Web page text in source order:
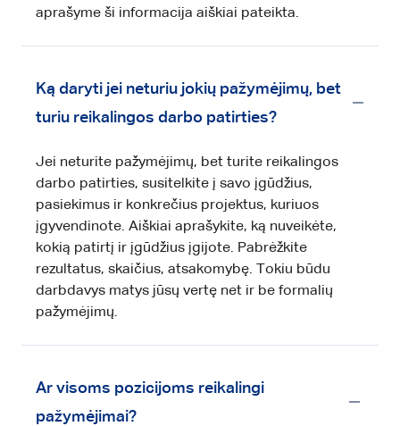
aprašyme ši informacija aiškiai pateikta.
Ką daryti jei neturiu jokių pažymėjimų, bet
turiu reikalingos darbo patirties?
Jei neturite pažymėjimų, bet turite reikalingos
darbo patirties, susitelkite į savo įgūdžius,
pasiekimus ir konkrečius projektus, kuriuos
įgyvendinote. Aiškiai aprašykite, ką nuveikėte,
kokią patirtį ir įgūdžius įgijote. Pabrėžkite
rezultatus, skaičius, atsakomybę. Tokiu būdu
darbdavys matys jūsų vertę net ir be formalių
pažymėjimų.
Ar visoms pozicijoms reikalingi
pažymėjimai?